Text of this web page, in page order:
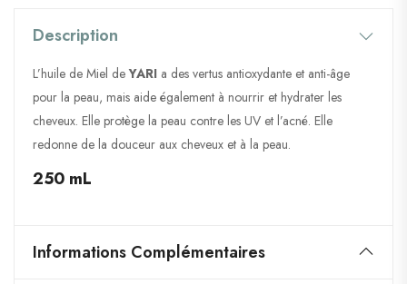
Description
L’huile de Miel deYARI a des vertus antioxydante et anti-âge
pour la peau, mais aide également à nourrir et hydrater les
cheveux. Elle protège la peau contre les UV et l’acné. Elle
redonne de la douceur aux cheveux et à la peau.
250 mL
Informations Complémentaires